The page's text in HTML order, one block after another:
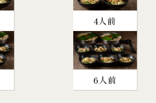
4人前
6人前